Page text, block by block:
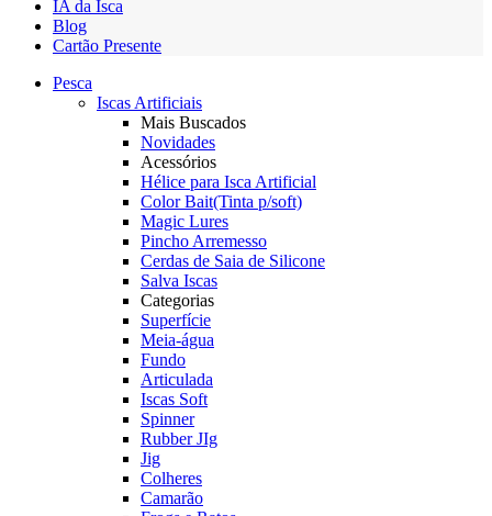
IA da Isca
Blog
Cartão Presente
Pesca
Iscas Artificiais
Mais Buscados
Novidades
Acessórios
Hélice para Isca Artificial
Color Bait(Tinta p/soft)
Magic Lures
Pincho Arremesso
Cerdas de Saia de Silicone
Salva Iscas
Categorias
Superfície
Meia-água
Fundo
Articulada
Iscas Soft
Spinner
Rubber JIg
Jig
Colheres
Camarão